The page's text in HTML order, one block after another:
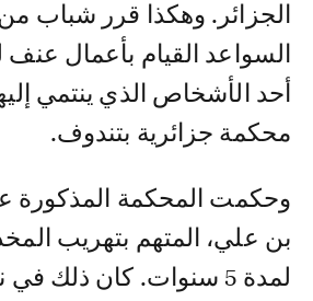
الجزائر. وهكذا قرر شباب من
السواعد القيام بأعمال عنف
أحد الأشخاص الذي ينتمي
محكمة جزائرية بتندوف.
وحكمت المحكمة المذكورة
بن علي، المتهم بتهريب
لمدة 5 سنوات. كان ذلك